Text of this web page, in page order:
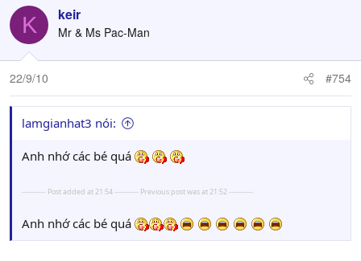
K keir
Mr & Ms Pac-Man
22/9/10 #754
lamgianhat3 nói:
Anh nhớ các bé quá
---------- Post added at 21:54 ---------- Previous post was at 21:52 ----------
Anh nhớ các bé quá